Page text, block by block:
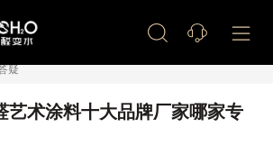
疑
艺术涂料十大品牌厂家哪家专